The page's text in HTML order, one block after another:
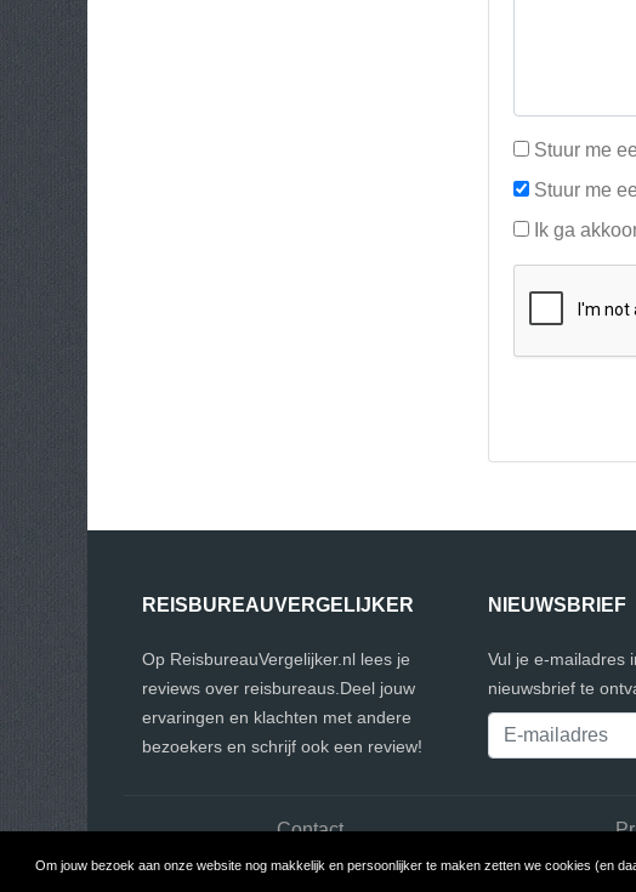
Om jouw bezoek aan onze website nog makkelijk en persoonlijker te maken zetten we cookies (en
Stuur me
Stuur me
Ik ga
REISBUREAUVERGELIJKER
Op ReisbureauVergelijker.nl lees je
reviews over reisbureaus.Deel jouw
ervaringen en klachten met andere
bezoekers en schrijf ook een review!
NIEUWSBRIEF
Vul je e-mailadres
nieuwsbrief te
Contact
Copyright ©